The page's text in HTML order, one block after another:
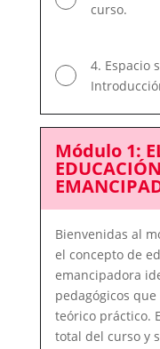
curso.
4. Espacio
Módulo 1:
Bienvenidas al
el concepto de
emancipadora
pedagógicos
teórico práctico.
total del curso y